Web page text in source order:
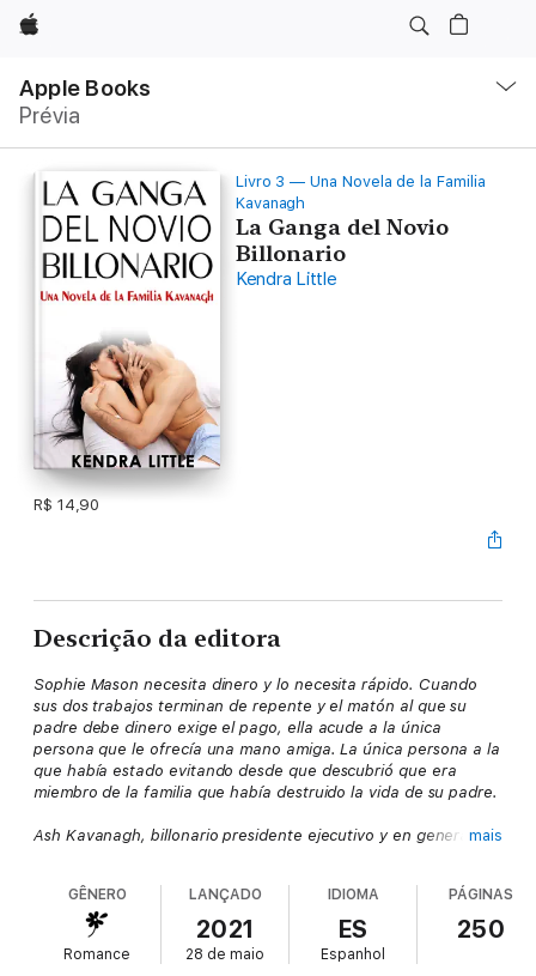
Apple
Apple Books
Prévia
Nav
Abrir
menu
Livro 3 — Una Novela de la Familia
Kavanagh
La Ganga del Novio
Billonario
Kendra Little
R$ 14,90
Descrição da editora
Sophie Mason necesita dinero y lo necesita rápido. Cuando
sus dos trabajos terminan de repente y el matón al que su
padre debe dinero exige el pago, ella acude a la única
persona que le ofrecía una mano amiga. La única persona a la
que había estado evitando desde que descubrió que era
miembro de la familia que había destruido la vida de su padre.
Ash Kavanagh, billonario presidente ejecutivo y en general
Le está ofreciendo mucho dinero y un guardarropa de morirse.
Odiando estar lo suficientemente desesperada como para
aceptar la ganga, y odiando estar enamorándose de
un Kavanagh, ella hace todo lo posible por resistirse al
mais
GÊNERO
Romance
LANÇADO
2021
28 de maio
IDIOMA
ES
Espanhol
PÁGINAS
250